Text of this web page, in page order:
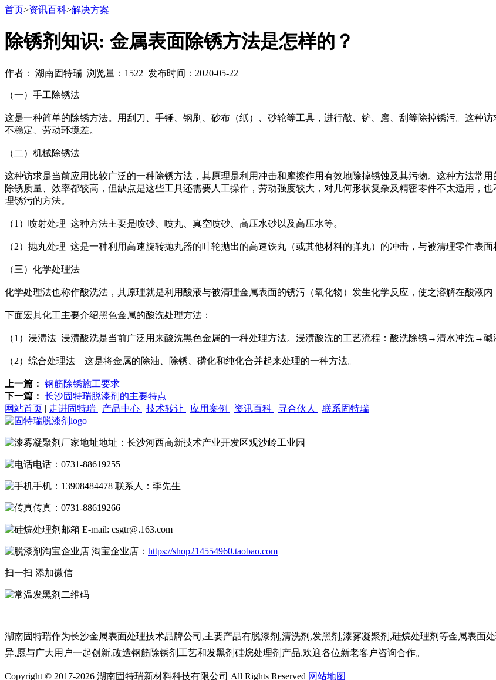
首页>资讯百科>解决方案
除锈剂知识: 金属表面除锈方法是怎样的？
作者： 湖南固特瑞 浏览量：1522 发布时间：2020-05-22
（一）手工除锈法
这是一种简单的除锈方法。用刮刀、手锤、钢刷、砂布（纸）、砂轮等工具，进行敲、铲、磨、刮等除掉锈污。这种
不稳定、劳动环境差。
（二）机械除锈法
这种访求是当前应用比较广泛的一种除锈方法，其原理是利用冲击和摩擦作用有效地除掉锈蚀及其污物。这种方法常
除锈质量、效率都较高，但缺点是这些工具还需要人工操作，劳动强度较大，对几何形状复杂及精密零件不太适用，
理锈污的方法。
（1）喷射处理 这种方法主要是喷砂、喷丸、真空喷砂、高压水砂以及高压水等。
（2）抛丸处理 这是一种利用高速旋转抛丸器的叶轮抛出的高速铁丸（或其他材料的弹丸）的冲击，与被清理零件表面
（三）化学处理法
化学处理法也称作酸洗法，其原理就是利用酸液与被清理金属表面的锈污（氧化物）发生化学反应，使之溶解在酸液
下面宏其化工主要介绍黑色金属的酸洗处理方法：
（1）浸渍法 浸渍酸洗是当前广泛用来酸洗黑色金属的一种处理方法。浸渍酸洗的工艺流程：酸洗除锈→清水冲洗→
（2）综合处理法 这是将金属的除油、除锈、磷化和纯化合并起来处理的一种方法。
上一篇： 钢筋除锈施工要求
下一篇： 长沙固特瑞脱漆剂的主要特点
网站首页 | 走进固特瑞 | 产品中心 | 技术转让 | 应用案例 | 资讯百科 | 寻合伙人 | 联系固特瑞
地址：长沙河西高新技术产业开发区观沙岭工业园
电话：0731-88619255
手机：13908484478 联系人：李先生
传真：0731-88619266
E-mail: csgtr@.163.com
淘宝企业店： https://shop214554960.taobao.com
扫一扫 添加微信
湖南固特瑞作为长沙金属表面处理技术品牌公司,主要产品有脱漆剂,清洗剂,发黑剂,漆雾凝聚剂,硅烷处理剂等金属表面
异,愿与广大用户一起创新,改造钢筋除锈剂工艺和发黑剂硅烷处理剂产品,欢迎各位新老客户咨询合作。
Copyright © 2017-2026 湖南固特瑞新材料科技有限公司 All Rights Reserved 网站地图